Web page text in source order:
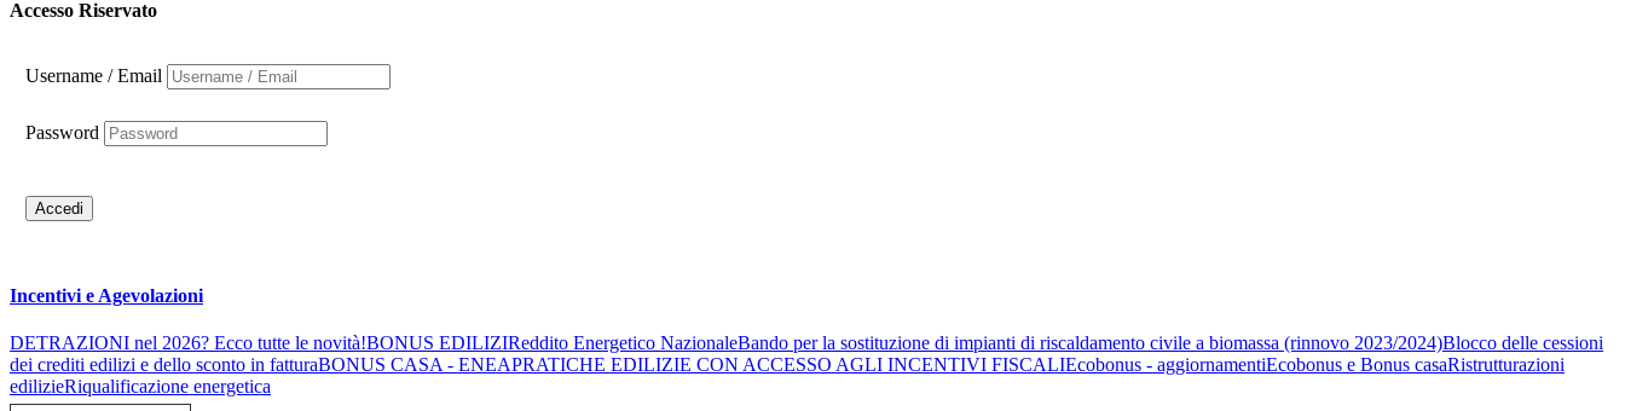
Accesso Riservato
Username / Email
Password
Accedi
Incentivi e Agevolazioni
DETRAZIONI nel 2026? Ecco tutte le novità!BONUS EDILIZIReddito Energetico NazionaleBando per la sostituzione di impianti di riscaldamento civile a biomassa (rinnovo 2023/2024)Blocco delle cessioni
dei crediti edilizi e dello sconto in fatturaBONUS CASA - ENEAPRATICHE EDILIZIE CON ACCESSO AGLI INCENTIVI FISCALIEcobonus - aggiornamentiEcobonus e Bonus casaRistrutturazioni
edilizieRiqualificazione energetica